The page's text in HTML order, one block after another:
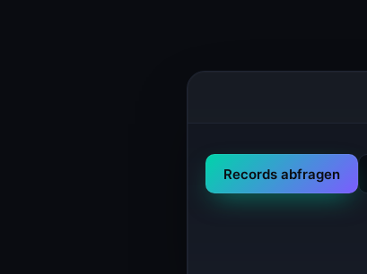
Records abfragen